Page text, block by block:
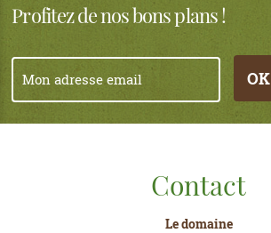
Profitez de nos bons plans !
OK
Contact
Le domaine